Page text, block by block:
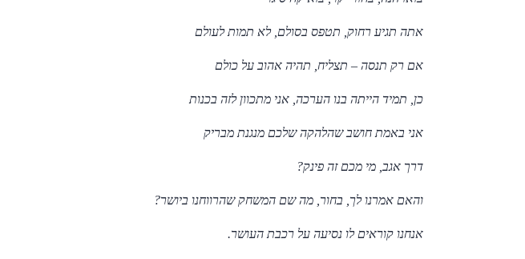
אתה תגיע רחוק, תטפס בסולם, לא תמות לעולם
אם רק תנסה – תצליח, תהיה אהוב על כולם
כן, תמיד הייתה בנו הערכה, אני מתכוון לזה בכנות
אני באמת חושב שהלהקה שלכם מנגנת מבריק
דרך אגב, מי מכם זה פינק?
והאם אמרנו לך, בחור, מה שם המשחק שהרווחנו ביושר?
אנחנו קוראים לו נסיעה על רכבת העושר.